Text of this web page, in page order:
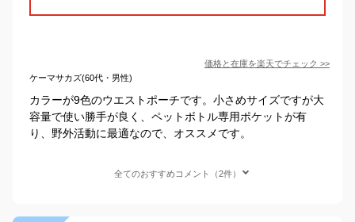
価格と在庫を楽天でチェック >>
ケーマサカズ(60代・男性)
カラーが9色のウエストポーチです。小さめサイズですが大
容量で使い勝手が良く、ペットボトル専用ポケットが有
り、野外活動に最適なので、オススメです。
全てのおすすめコメント（2件）